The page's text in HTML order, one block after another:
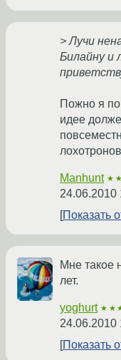
> Лучи
Билайну и
Пожно я
идее
Manhunt
24.06.2010
Показать
Мне такое
лет.
yoghurt
24.06.2010
Показать